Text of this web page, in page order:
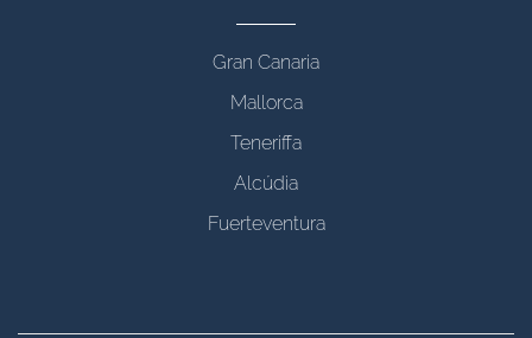
Gran Canaria
Mallorca
Teneriffa
Alcúdia
Fuerteventura